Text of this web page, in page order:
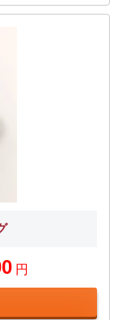
円